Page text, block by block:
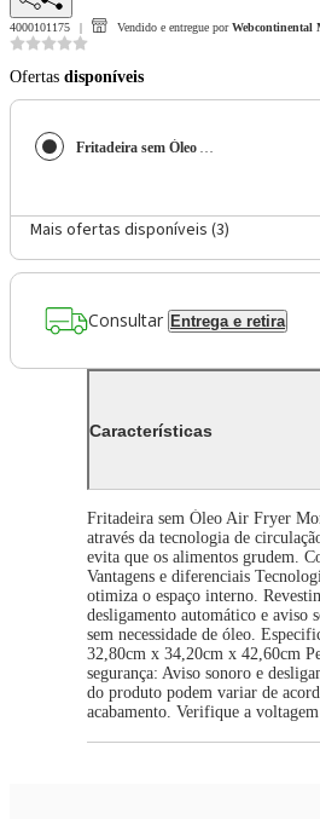
4000101175 Vendido e entregue por Webcontinental
Ofertas disponíveis
Fritadeira sem Óleo Air Fryer Mondial AFN-60-BI 6L 1900W Preto 110V
Mais ofertas disponíveis (3)
Consultar Entrega e retira
Características
Fritadeira sem Óleo Air Fryer
através da tecnologia de
evita que os alimentos grudem.
Vantagens e diferenciais
otimiza o espaço interno.
desligamento automático e aviso
sem necessidade de óleo.
32,80cm x 34,20cm x 42,60cm
segurança: Aviso sonoro e
do produto podem variar de
acabamento. Verifique a